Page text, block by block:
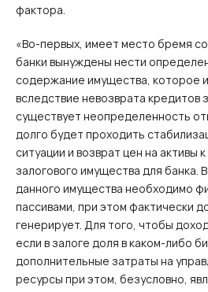
фактора.
«Во-первых, имеет место бремя
банки вынуждены нести
содержание имущества, которое
вследствие невозврата кредитов
существует неопределенность
долго будет проходить
ситуации и возврат цен на активы
залогового имущества для банка.
данного имущества необходимо
пассивами, при этом фактически
генерирует. Для того, чтобы
если в залоге доля в каком-либо
дополнительные затраты на
ресурсы при этом, безусловно,